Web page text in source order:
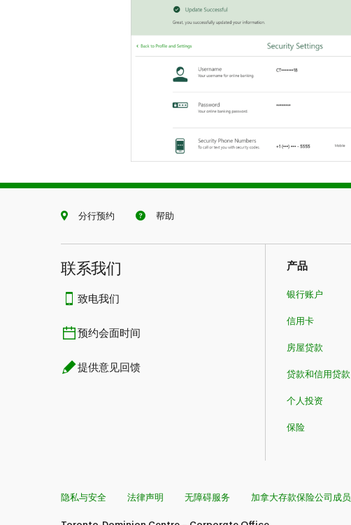
分行预约 帮助
联系我们​​​​​​​
致电我们
预约会面时间
提供意见回馈
产品
银行账户
信用卡
房屋贷款
贷款和信用贷款
个人投资
保险
隐私与安全 法律声明 无障碍服务 加拿大存款保险公司成员